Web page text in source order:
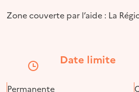
Zone couverte par l’aide : La
Date limite
Permanente